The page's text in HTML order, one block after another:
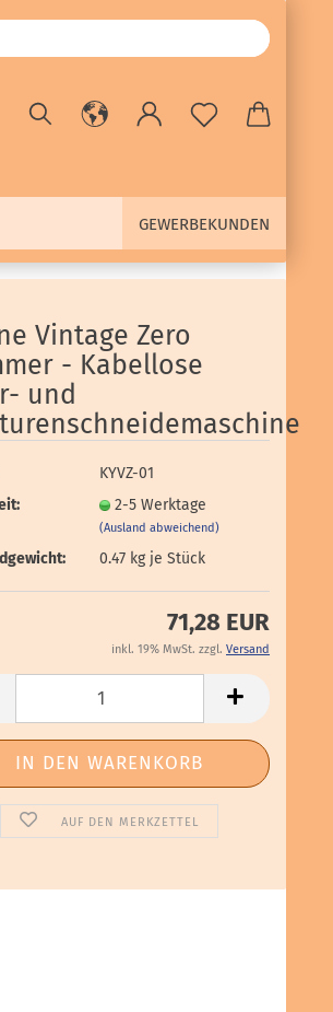
GEWERBEKUNDEN
Vintage Zero
- Kabellose
und
KYVZ-01
2-5 Werktage
(Ausland abweichend)
0.47kg je Stück
71,28 EUR
inkl. 19% MwSt. zzgl. Versand
AUF DEN MERKZETTEL